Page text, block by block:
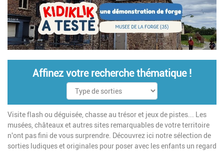
Affinez votre recherche thématique !
Visite flash ou déguisée, chasse au trésor et jeux de pistes... Les
musées, châteaux et autres sites remarquables de votre territoire
n'ont pas fini de vous surprendre. Découvrez ici notre sélection de
sorties ludiques et originales pour poser avec les enfants un regard